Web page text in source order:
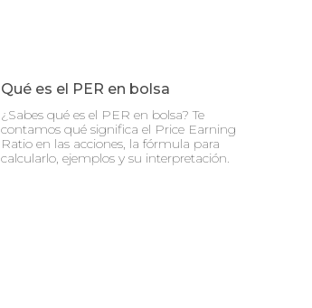
Qué es el PER en bolsa
¿Sabes qué es el PER en bolsa? Te
contamos qué significa el Price Earning
Ratio en las acciones, la fórmula para
calcularlo, ejemplos y su interpretación.